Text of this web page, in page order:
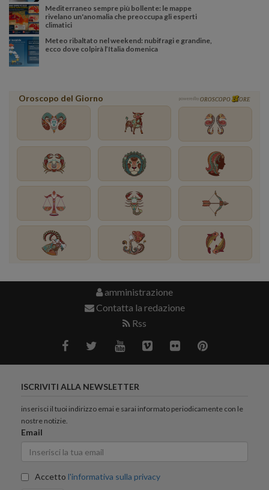
Mediterraneo sempre più bollente: le mappe
rivelano un'anomalia che preoccupa gli esperti
climatici
Meteo ribaltato nel weekend: nubifragi e grandine,
ecco dove colpirà l’Italia domenica
Oroscopo del Giorno powered by OROSCOPO ORE
amministrazione
Contatta la redazione
Rss
ISCRIVITI ALLA NEWSLETTER
inserisci il tuoi indirizzo emai e sarai informato periodicamente con le
nostre notizie.
Email
Accetto l'informativa sulla privacy